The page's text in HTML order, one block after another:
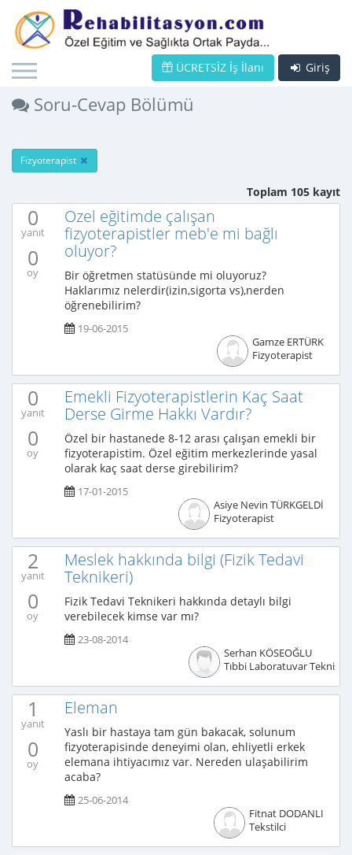
Giriş
ÜCRETSİZ İş İlanı
Soru-Cevap Bölümü
Fizyoterapist
Toplam 105 kayıt
0
yanıt
0
oy
Ozel eğitimde çalışan
fizyoterapistler meb'e mi bağlı
oluyor?
Bir öğretmen statüsünde mi oluyoruz?
Haklarımız nelerdir(izin,sigorta vs),nerden
öğrenebilirim?
19-06-2015
Gamze ERTÜRK
Fizyoterapist
0
yanıt
0
oy
Emekli Fizyoterapistlerin Kaç Saat
Derse Girme Hakkı Vardır?
Özel bir hastanede 8-12 arası çalışan emekli bir
fizyoterapistim. Özel eğitim merkezlerinde yasal
olarak kaç saat derse girebilirim?
17-01-2015
Asiye Nevin TÜRKGELDİ
Fizyoterapist
2
yanıt
0
oy
Meslek hakkında bilgi (Fizik Tedavi
Teknikeri)
Fizik Tedavi Teknikeri hakkında detaylı bilgi
verebilecek kimse var mı?
23-08-2014
Serhan KÖSEOĞLU
Tıbbi Laboratuvar
1
yanıt
0
oy
Eleman
Yaslı bir hastaya tam gün bakacak, solunum
fizyoterapisinde deneyimi olan, ehliyetli erkek
elemana ihtiyacımız var. Nereden ulaşabilirim
acaba?
25-06-2014
Fitnat DODANLI
Tekstilci